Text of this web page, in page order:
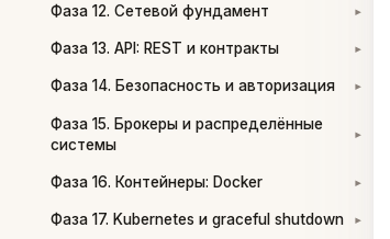
Фаза 12. Сетевой фундамент ▾
Фаза 13. API: REST и контракты ▾
Фаза 14. Безопасность и авторизация ▾
Фаза 15. Брокеры и распределённые
системы
▾
Фаза 16. Контейнеры: Docker ▾
Фаза 17. Kubernetes и graceful shutdown ▾